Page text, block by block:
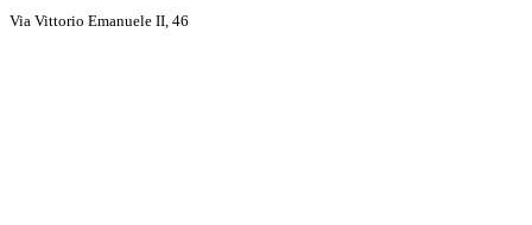
Via Vittorio Emanuele II, 46